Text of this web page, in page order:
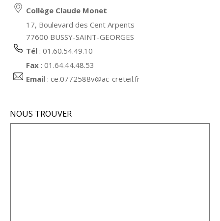
Collège Claude Monet
17, Boulevard des Cent Arpents
77600 BUSSY-SAINT-GEORGES
Tél : 01.60.54.49.10
Fax : 01.64.44.48.53
Email :ce.0772588v@ac-creteil.fr
NOUS TROUVER